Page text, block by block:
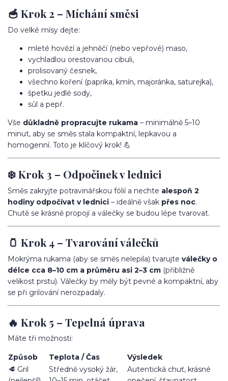
🥣 Krok 2 – Míchání směsi
Do velké mísy dejte:
mleté hovězí a jehněčí (nebo vepřové) maso,
vychladlou orestovanou cibuli,
prolisovaný česnek,
všechno koření (paprika, kmín, majoránka, saturejka),
špetku jedlé sody,
sůl a pepř.
Vše důkladně propracujte rukama – minimálně 5–10
minut, aby se směs stala kompaktní, lepkavou a
homogenní. Toto je klíčový krok! 💪
❄️ Krok 3 – Odpočinek v lednici
Směs zakryjte potravinářskou fólií a nechte alespoň 2
hodiny odpočívat v lednici – ideálně však přes noc.
Chutě se krásně propojí a válečky se budou lépe tvarovat.
🫙 Krok 4 – Tvarování válečků
Mokrýma rukama (aby se směs nelepila) tvarujte válečky o
délce cca 8–10 cm a průměru asi 2–3 cm (přibližně
velikost prstu). Válečky by měly být pevné a kompaktní, aby
se při grilování nerozpadaly.
🔥 Krok 5 – Tepelná úprava
Máte tři možnosti:
Způsob Teplota / Čas
Výsledek
🥩 Gril
Středně vysoký žár,
Autentická chuť, krásné